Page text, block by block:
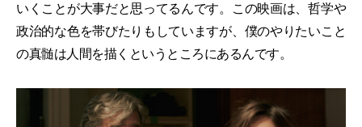
いくことが大事だと思ってるんです。この映画は、哲学や
政治的な色を帯びたりもしていますが、僕のやりたいこと
の真髄は人間を描くというところにあるんです。